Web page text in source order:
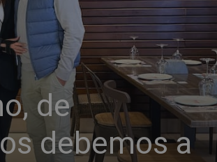
de
debemos a